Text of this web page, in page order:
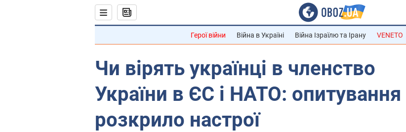
Герої війни Війна в Україні Війна Ізраїлю та Ірану VENETO
Чи вірять українці в членство
України в ЄС і НАТО: опитування
розкрило настрої